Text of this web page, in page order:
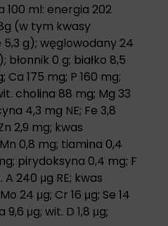
ml: energia 202
(w tym kwasy
g); węglowodany 24
0 g; białko 8,5
Ca 175 mg; P 160 mg;
cholina 88 mg; Mg 33
4,3 mg NE; Fe 3,8
2,9 mg; kwas
0,8 mg; tiamina 0,4
pirydoksyna 0,4 mg; F
240 μg RE; kwas
24 μg; Cr 16 μg; Se 14
9,6 μg; wit. D 1,8 μg;